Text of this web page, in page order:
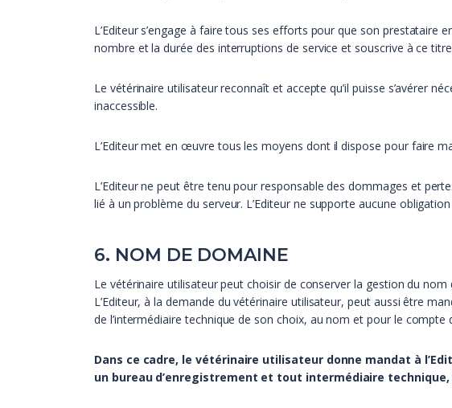
L’Editeur s’engage à faire tous ses efforts pour que son prestataire
nombre et la durée des interruptions de service et souscrive à ce
Le vétérinaire utilisateur reconnaît et accepte qu’il puisse s’avérer
inaccessible.
L’Editeur met en œuvre tous les moyens dont il dispose pour faire
L’Editeur ne peut être tenu pour responsable des dommages et
lié à un problème du serveur. L’Editeur ne supporte aucune
6. NOM DE DOMAINE
Le vétérinaire utilisateur peut choisir de conserver la gestion du
L’Editeur, à la demande du vétérinaire utilisateur, peut aussi être
de l’intermédiaire technique de son choix, au nom et pour le compte
Dans ce cadre, le vétérinaire utilisateur donne mandat à
un bureau d’enregistrement et tout intermédiaire